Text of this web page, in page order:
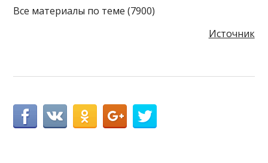
Все материалы по теме (7900)
Источник